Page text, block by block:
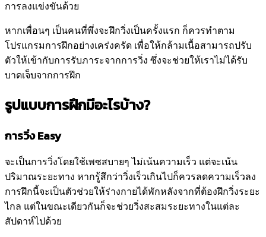
การลงแข่งขันด้วย
หากเพื่อนๆ เป็นคนที่พึ่งจะฝึกวิ่งเป็นครั้งแรก ก็ควรทำตาม
โปรแกรมการฝึกอย่างเคร่งครัด เพื่อให้กล้ามเนื้อสามารถปรับ
ตัวให้เข้ากับการรับภาระจากการวิ่ง ซึ่งจะช่วยให้เราไม่ได้รับ
บาดเจ็บจากการฝึก
รูปแบบการฝึกมีอะไรบ้าง?
การวิ่ง Easy
จะเป็นการวิ่งโดยใช้เพซสบายๆ ไม่เน้นความเร็ว แต่จะเน้น
ปริมาณระยะทาง หากรู้สึกว่าวิ่งเร็วเกินไปก็ควรลดความเร็วลง
การฝึกนี้จะเป็นตัวช่วยให้ร่างกายได้พักหลังจากที่ต้องฝึกวิ่งระยะ
ไกล แต่ในขณะเดียวกันก็จะช่วยวิ่งสะสมระยะทางในแต่ละ
สัปดาห์ไปด้วย